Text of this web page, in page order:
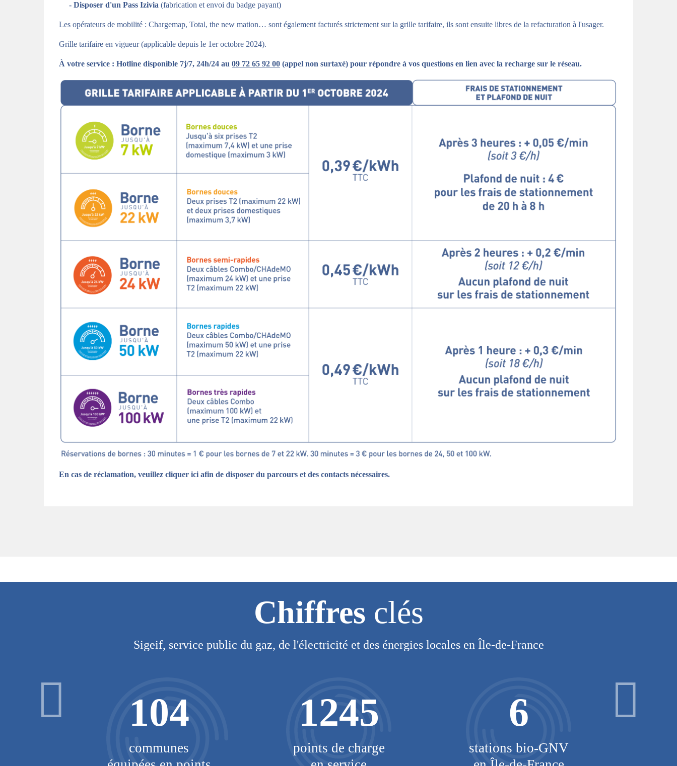
- Disposer d'un Pass Izivia (fabrication et envoi du badge payant)
Les opérateurs de mobilité : Chargemap, Total, the new mation… sont également facturés strictement sur la grille tarifaire, ils sont ensuite libres de la refacturation à l'usager.
Grille tarifaire en vigueur (applicable depuis le 1er octobre 2024).
À votre service : Hotline disponible 7j/7, 24h/24 au 09 72 65 92 00 (appel non surtaxé) pour répondre à vos questions en lien avec la recharge sur le réseau.
En cas de réclamation, veuillez cliquer ici afin de disposer du parcours et des contacts nécessaires.
Chiffres clés
Sigeif, service public du gaz, de l'électricité et des énergies locales en Île-de-France
104
communes
1245
points de charge
6
stations bio-GNV